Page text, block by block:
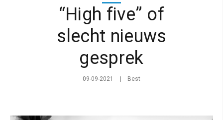
“High five” of
slecht nieuws
gesprek
09-09-2021 Best